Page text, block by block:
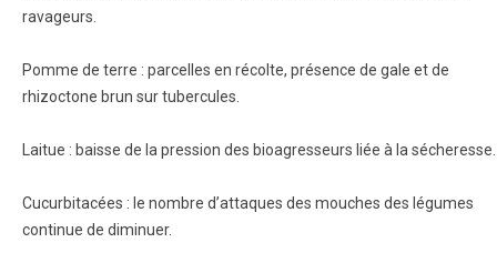
ravageurs.
Pomme de terre : parcelles en récolte, présence de gale et de
rhizoctone brun sur tubercules.
Laitue : baisse de la pression des bioagresseurs liée à la sécheresse.
Cucurbitacées : le nombre d’attaques des mouches des légumes
continue de diminuer.